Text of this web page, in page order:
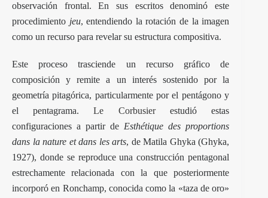
observación frontal. En sus escritos denominó este
procedimiento jeu, entendiendo la rotación de la imagen
como un recurso para revelar su estructura compositiva.
Este proceso trasciende un recurso gráfico de
composición y remite a un interés sostenido por la
geometría pitagórica, particularmente por el pentágono y
el pentagrama.Le Corbusierestudió estas
configuraciones a partir de Esthétique des proportions
dans la nature et dans les arts, de Matila Ghyka (Ghyka,
1927), donde se reproduce una construcción pentagonal
estrechamente relacionada con la que posteriormente
incorporó en Ronchamp, conocida como la «taza de oro»